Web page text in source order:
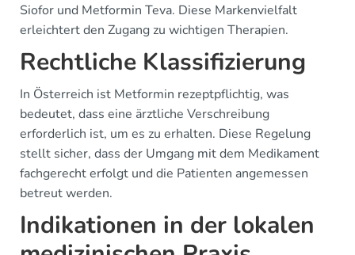
Siofor und Metformin Teva. Diese Markenvielfalt
erleichtert den Zugang zu wichtigen Therapien.
Rechtliche Klassifizierung
In Österreich ist Metformin rezeptpflichtig, was
bedeutet, dass eine ärztliche Verschreibung
erforderlich ist, um es zu erhalten. Diese Regelung
stellt sicher, dass der Umgang mit dem Medikament
fachgerecht erfolgt und die Patienten angemessen
betreut werden.
Indikationen in der lokalen